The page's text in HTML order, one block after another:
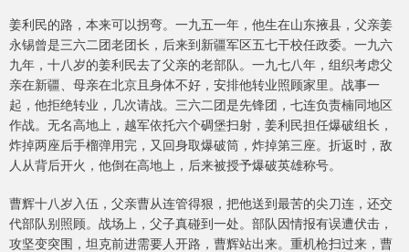
姜利民的路，本来可以拐弯。一九五一年，他生在山东掖县，父亲姜
永锡曾是三六二团老团长，后来到新疆军区五七干校任政委。一九六
九年，十八岁的姜利民去了父亲的老部队。一九七八年，组织考虑父
亲在新疆、母亲在北京且身体不好，安排他转业照顾家里。战事一
起，他拒绝转业，几次请战。三六二团是先锋团，七连负责楠同地区
作战。无名高地上，越军依托六个碉堡扫射，姜利民担任爆破组长，
炸掉两座后手榴弹用完，又回身取爆破筒，炸掉第三座。折返时，敌
人从背后开火，他倒在高地上，后来被授予爆破英雄称号。
曹辉十八岁入伍，父亲曹从连管得狠，把他送到最苦的尖刀连，还交
代部队别照顾。战场上，父子真碰到一处。部队因情报有误遭伏击，
攻坚变突围，坦克前进需要人开路，曹辉站出来。重机枪扫过来，曹